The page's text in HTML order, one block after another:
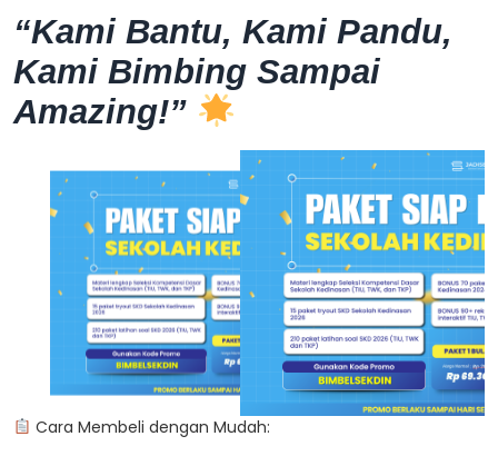
“Kami Bantu, Kami Pandu,
Kami Bimbing Sampai
Amazing!”
Cara Membeli dengan Mudah: